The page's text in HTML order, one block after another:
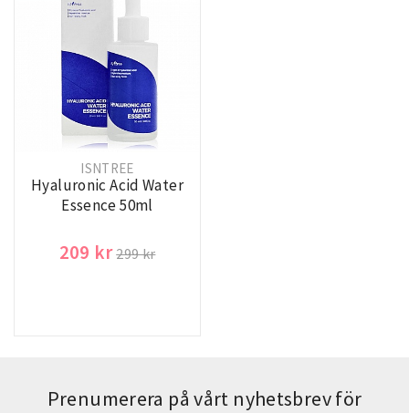
ISNTREE
Hyaluronic Acid Water
Essence 50ml
209 kr299 kr
Prenumerera på vårt nyhetsbrev för